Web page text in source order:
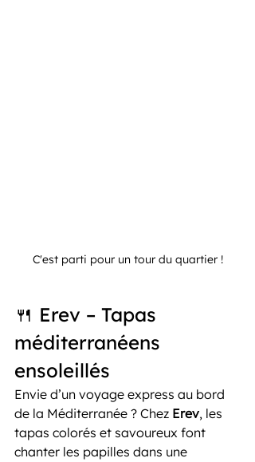
C'est parti pour un tour du quartier !
🍴 Erev – Tapas
méditerranéens
ensoleillés
Envie d’un voyage express au bord
de la Méditerranée ? Chez Erev, les
tapas colorés et savoureux font
chanter les papilles dans une